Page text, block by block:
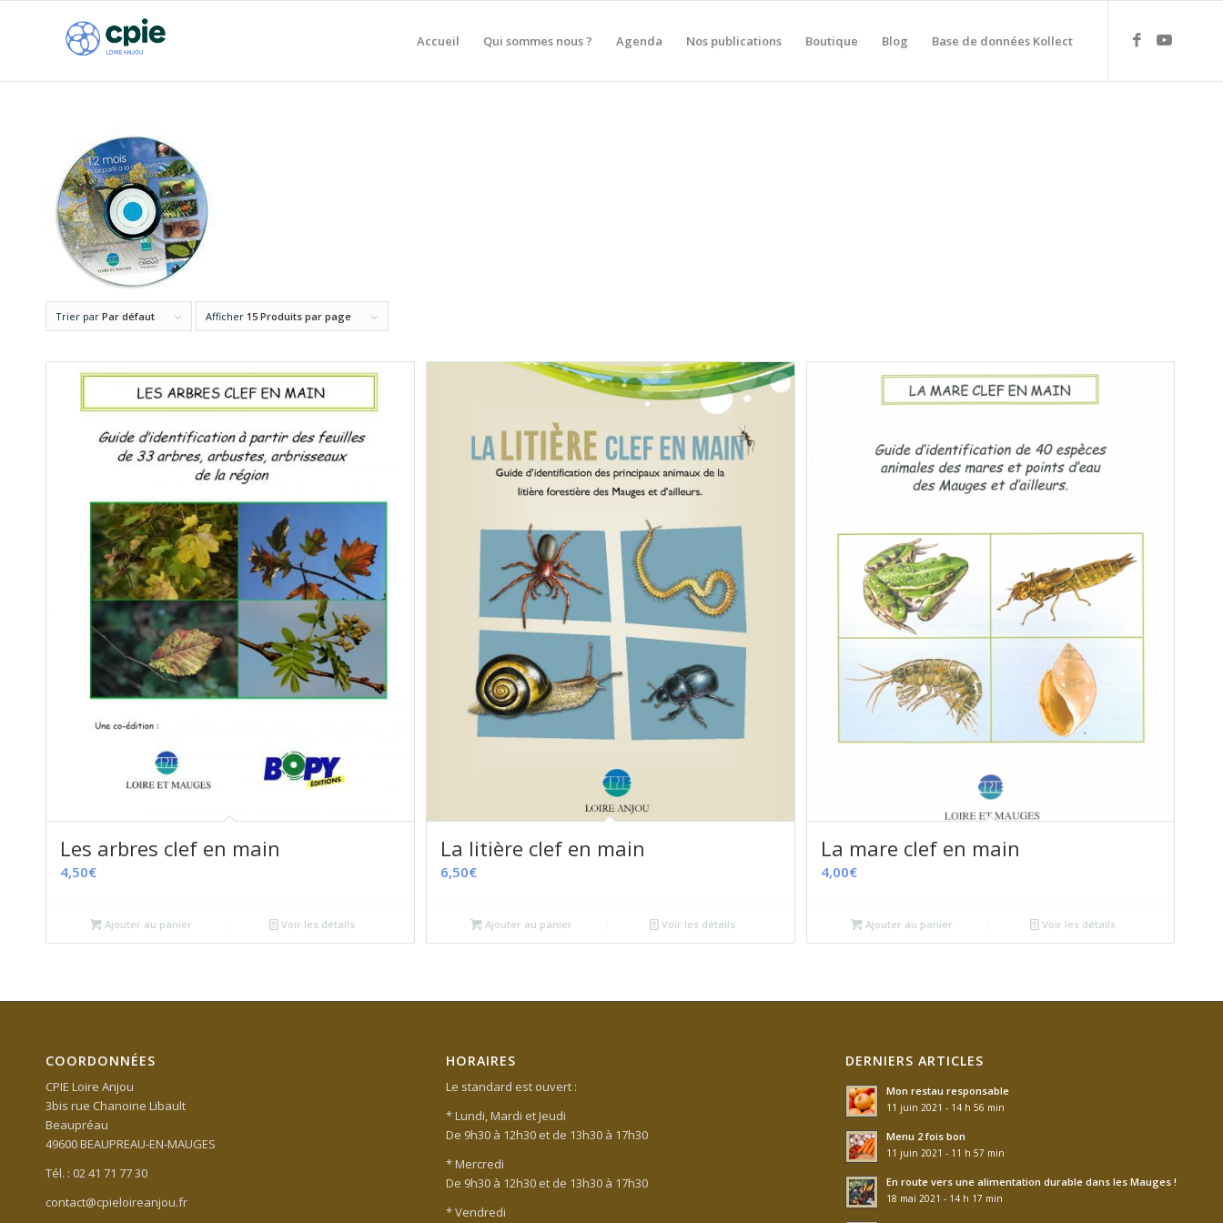
Accueil Qui sommes nous ? Agenda Nos publications Boutique Blog Base de données Kollect
Trier par Par défaut Afficher 15 Produits par page
Les arbres clef en main
4,50€
Ajouter au panier Voir les détails
La litière clef en main
6,50€
Ajouter au panier Voir les détails
La mare clef en main
4,00€
Ajouter au panier Voir les détails
COORDONNÉES
CPIE Loire Anjou
3bis rue Chanoine Libault
Beaupréau
49600 BEAUPREAU-EN-MAUGES
Tél. : 02 41 71 77 30
contact@cpieloireanjou.fr
HORAIRES
Le standard est ouvert :
* Lundi, Mardi et Jeudi
De 9h30 à 12h30 et de 13h30 à 17h30
* Mercredi
De 9h30 à 12h30 et de 13h30 à 17h30
* Vendredi
DERNIERS ARTICLES
Mon restau responsable
11 juin 2021 - 14 h 56 min
Menu 2 fois bon
11 juin 2021 - 11 h 57 min
En route vers une alimentation durable dans les Mauges !
18 mai 2021 - 14 h 17 min